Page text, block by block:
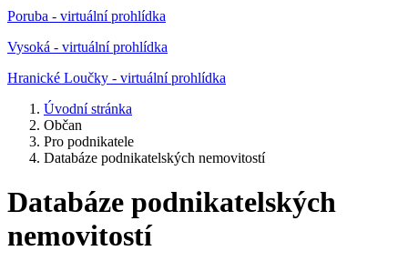
Poruba - virtuální prohlídka
Vysoká - virtuální prohlídka
Hranické Loučky - virtuální prohlídka
Úvodní stránka
Občan
Pro podnikatele
Databáze podnikatelských nemovitostí
Databáze podnikatelských
nemovitostí